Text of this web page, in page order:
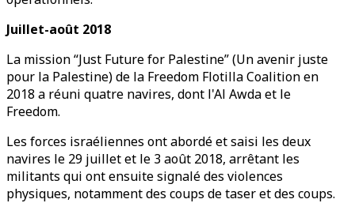
Juillet-août 2018
La mission “Just Future for Palestine” (Un avenir juste
pour la Palestine) de la Freedom Flotilla Coalition en
2018 a réuni quatre navires, dont l'Al Awda et le
Freedom.
Les forces israéliennes ont abordé et saisi les deux
navires le 29 juillet et le 3 août 2018, arrêtant les
militants qui ont ensuite signalé des violences
physiques, notamment des coups de taser et des coups.